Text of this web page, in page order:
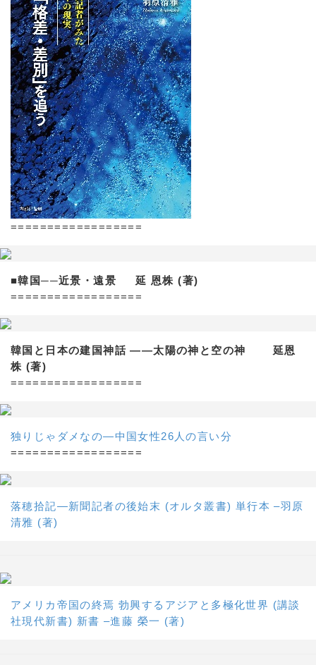
==================
■韓国──近景・遠景 延 恩株 (著)
==================
韓国と日本の建国神話 ——太陽の神と空の神 延恩
株 (著)
==================
独りじゃダメなの―中国女性26人の言い分
==================
落穂拾記―新聞記者の後始末 (オルタ叢書) 単行本 –羽原
清雅 (著)
アメリカ帝国の終焉 勃興するアジアと多極化世界 (講談
社現代新書) 新書 –進藤 榮一 (著)